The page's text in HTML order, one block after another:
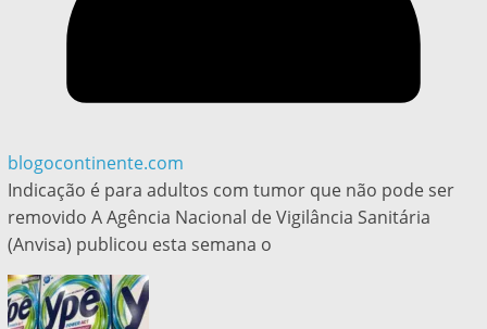
blogocontinente.com
Indicação é para adultos com tumor que não pode ser
removido A Agência Nacional de Vigilância Sanitária
(Anvisa) publicou esta semana o